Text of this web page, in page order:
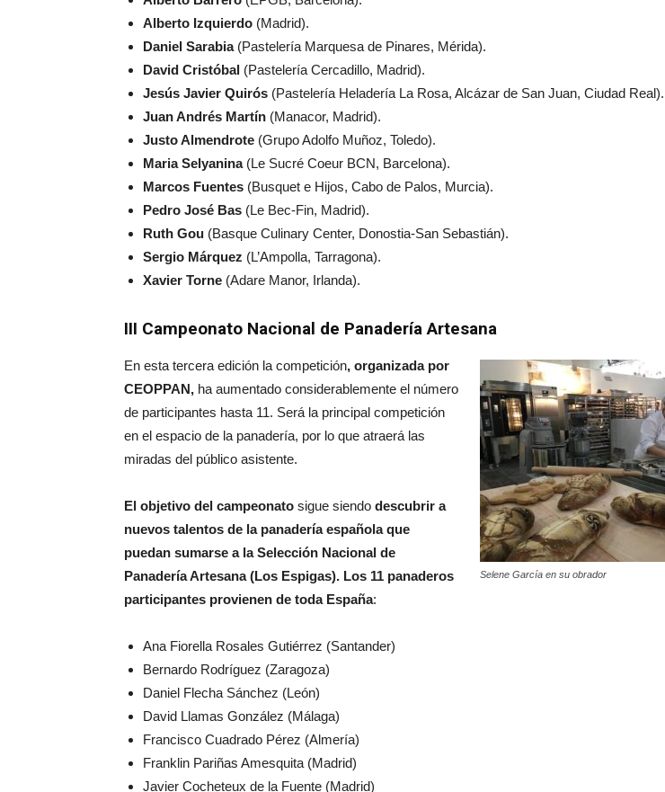
Alberto Izquierdo (Madrid).
Daniel Sarabia(Pastelería Marquesa de Pinares, Mérida).
David Cristóbal (Pastelería Cercadillo, Madrid).
Jesús Javier Quirós (Pastelería Heladería La Rosa, Alcázar de San Juan, Ciudad Real).
Juan Andrés Martín (Manacor, Madrid).
Justo Almendrote (Grupo Adolfo Muñoz, Toledo).
Maria Selyanina(Le Sucré Coeur BCN, Barcelona).
Marcos Fuentes (Busquet e Hijos, Cabo de Palos, Murcia).
Pedro José Bas (Le Bec-Fin, Madrid).
Ruth Gou (Basque Culinary Center, Donostia-San Sebastián).
Sergio Márquez (L’Ampolla, Tarragona).
Xavier Torne (Adare Manor, Irlanda).
III Campeonato Nacional de Panadería Artesana
Selene García en su obrador
En esta tercera edición la competición, organizada por
CEOPPAN, ha aumentado considerablemente el número
de participantes hasta 11. Será la principal competición
en el espacio de la panadería, por lo que atraerá las
miradas del público asistente.
El objetivo del campeonato sigue siendo descubrir a
nuevos talentos de la panadería española que
puedan sumarse a la Selección Nacional de
Panadería Artesana (Los Espigas). Los 11 panaderos
participantes provienen de toda España:
Ana Fiorella Rosales Gutiérrez (Santander)
Bernardo Rodríguez (Zaragoza)
Daniel Flecha Sánchez (León)
David Llamas González (Málaga)
Francisco Cuadrado Pérez (Almería)
Franklin Pariñas Amesquita (Madrid)
Javier Cocheteux de la Fuente (Madrid)